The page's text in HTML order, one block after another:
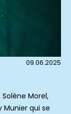
09.06.2025
Morel,
Munier qui se